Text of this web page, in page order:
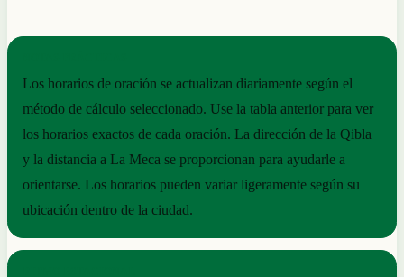
Los horarios de oración se actualizan diariamente según el
método de cálculo seleccionado. Use la tabla anterior para ver
los horarios exactos de cada oración. La dirección de la Qibla
y la distancia a La Meca se proporcionan para ayudarle a
orientarse. Los horarios pueden variar ligeramente según su
ubicación dentro de la ciudad.